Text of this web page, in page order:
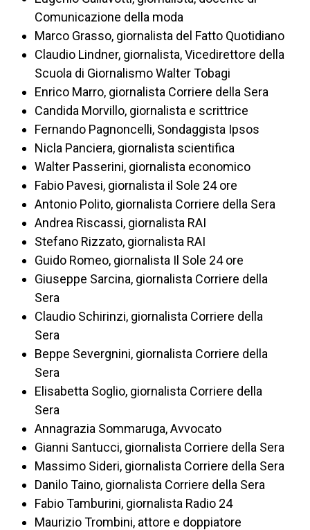
Comunicazione della moda
Marco Grasso, giornalista del Fatto Quotidiano
Claudio Lindner, giornalista, Vicedirettore della
Scuola di Giornalismo Walter Tobagi
Enrico Marro, giornalista Corriere della Sera
Candida Morvillo, giornalista e scrittrice
Fernando Pagnoncelli, Sondaggista Ipsos
Nicla Panciera, giornalista scientifica
Walter Passerini, giornalista economico
Fabio Pavesi, giornalista il Sole 24 ore
Antonio Polito, giornalista Corriere della Sera
Andrea Riscassi, giornalista RAI
Stefano Rizzato, giornalista RAI
Guido Romeo, giornalista Il Sole 24 ore
Giuseppe Sarcina, giornalista Corriere della
Sera
Claudio Schirinzi, giornalista Corriere della
Sera
Beppe Severgnini, giornalista Corriere della
Sera
Elisabetta Soglio, giornalista Corriere della
Sera
Annagrazia Sommaruga, Avvocato
Gianni Santucci, giornalista Corriere della Sera
Massimo Sideri, giornalista Corriere della Sera
Danilo Taino, giornalista Corriere della Sera
Fabio Tamburini, giornalista Radio 24
Maurizio Trombini, attore e doppiatore